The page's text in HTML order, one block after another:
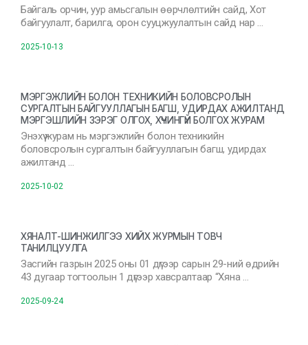
Байгаль орчин, уур амьсгалын өөрчлөлтийн сайд, Хот
байгуулалт, барилга, орон сууцжуулалтын сайд нар …
2025-10-13
МЭРГЭЖЛИЙН БОЛОН ТЕХНИКИЙН БОЛОВСРОЛЫН
СУРГАЛТЫН БАЙГУУЛЛАГЫН БАГШ, УДИРДАХ АЖИЛТАНД
МЭРГЭШЛИЙН ЗЭРЭГ ОЛГОХ, ХҮЧИНГҮЙ БОЛГОХ ЖУРАМ
Энэхүү журам нь мэргэжлийн болон техникийн
боловсролын сургалтын байгууллагын багш, удирдах
ажилтанд …
2025-10-02
ХЯНАЛТ-ШИНЖИЛГЭЭ ХИЙХ ЖУРМЫН ТОВЧ
ТАНИЛЦУУЛГА
Засгийн газрын 2025 оны 01 дүгээр сарын 29-ний өдрийн
43 дугаар тогтоолын 1 дүгээр хавсралтаар “Хяна …
2025-09-24